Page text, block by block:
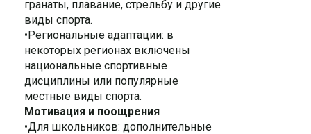
гранаты, плавание, стрельбу и другие
виды спорта.
•Региональные адаптации: в
некоторых регионах включены
национальные спортивные
дисциплины или популярные
местные виды спорта.
Мотивация и поощрения
•Для школьников: дополнительные